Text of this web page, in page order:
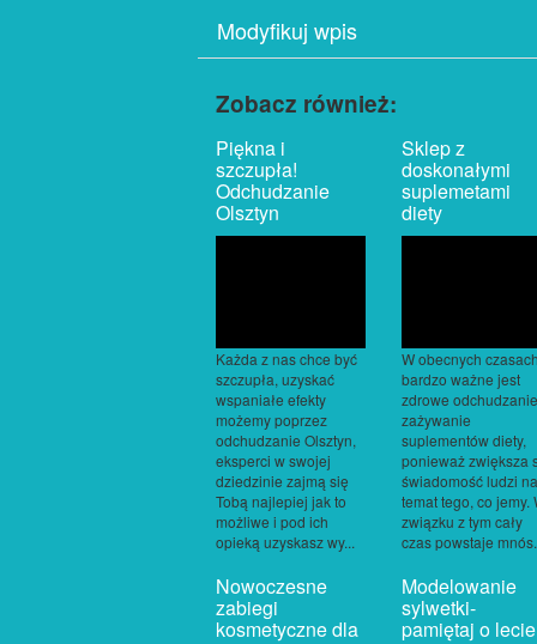
Modyfikuj wpis
Zobacz również:
Piękna i
szczupła!
Odchudzanie
Olsztyn
Każda z nas chce być
szczupła, uzyskać
wspaniałe efekty
możemy poprzez
odchudzanie Olsztyn,
eksperci w swojej
dziedzinie zajmą się
Tobą najlepiej jak to
możliwe i pod ich
opieką uzyskasz wy...
Sklep z
doskonałymi
suplemetami
diety
W obecnych
bardzo ważne jest
zdrowe
zażywanie
suplementów diety,
ponieważ zwiększa
świadomość ludzi na
temat tego, co jemy.
związku z tym cały
czas powstaje
Nowoczesne
zabiegi
kosmetyczne dla
Modelowanie
sylwetki-
pamiętaj o